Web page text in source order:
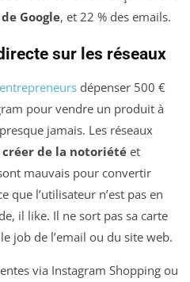
Google, et 22 % des emails.
sur les réseaux
entrepreneurs dépenser 500 €
pour vendre un produit à
jamais. Les réseaux
créer de la notoriété et
mauvais pour convertir
que l’utilisateur n’est pas en
il like. Il ne sort pas sa carte
job de l’email ou du site web.
via Instagram Shopping ou